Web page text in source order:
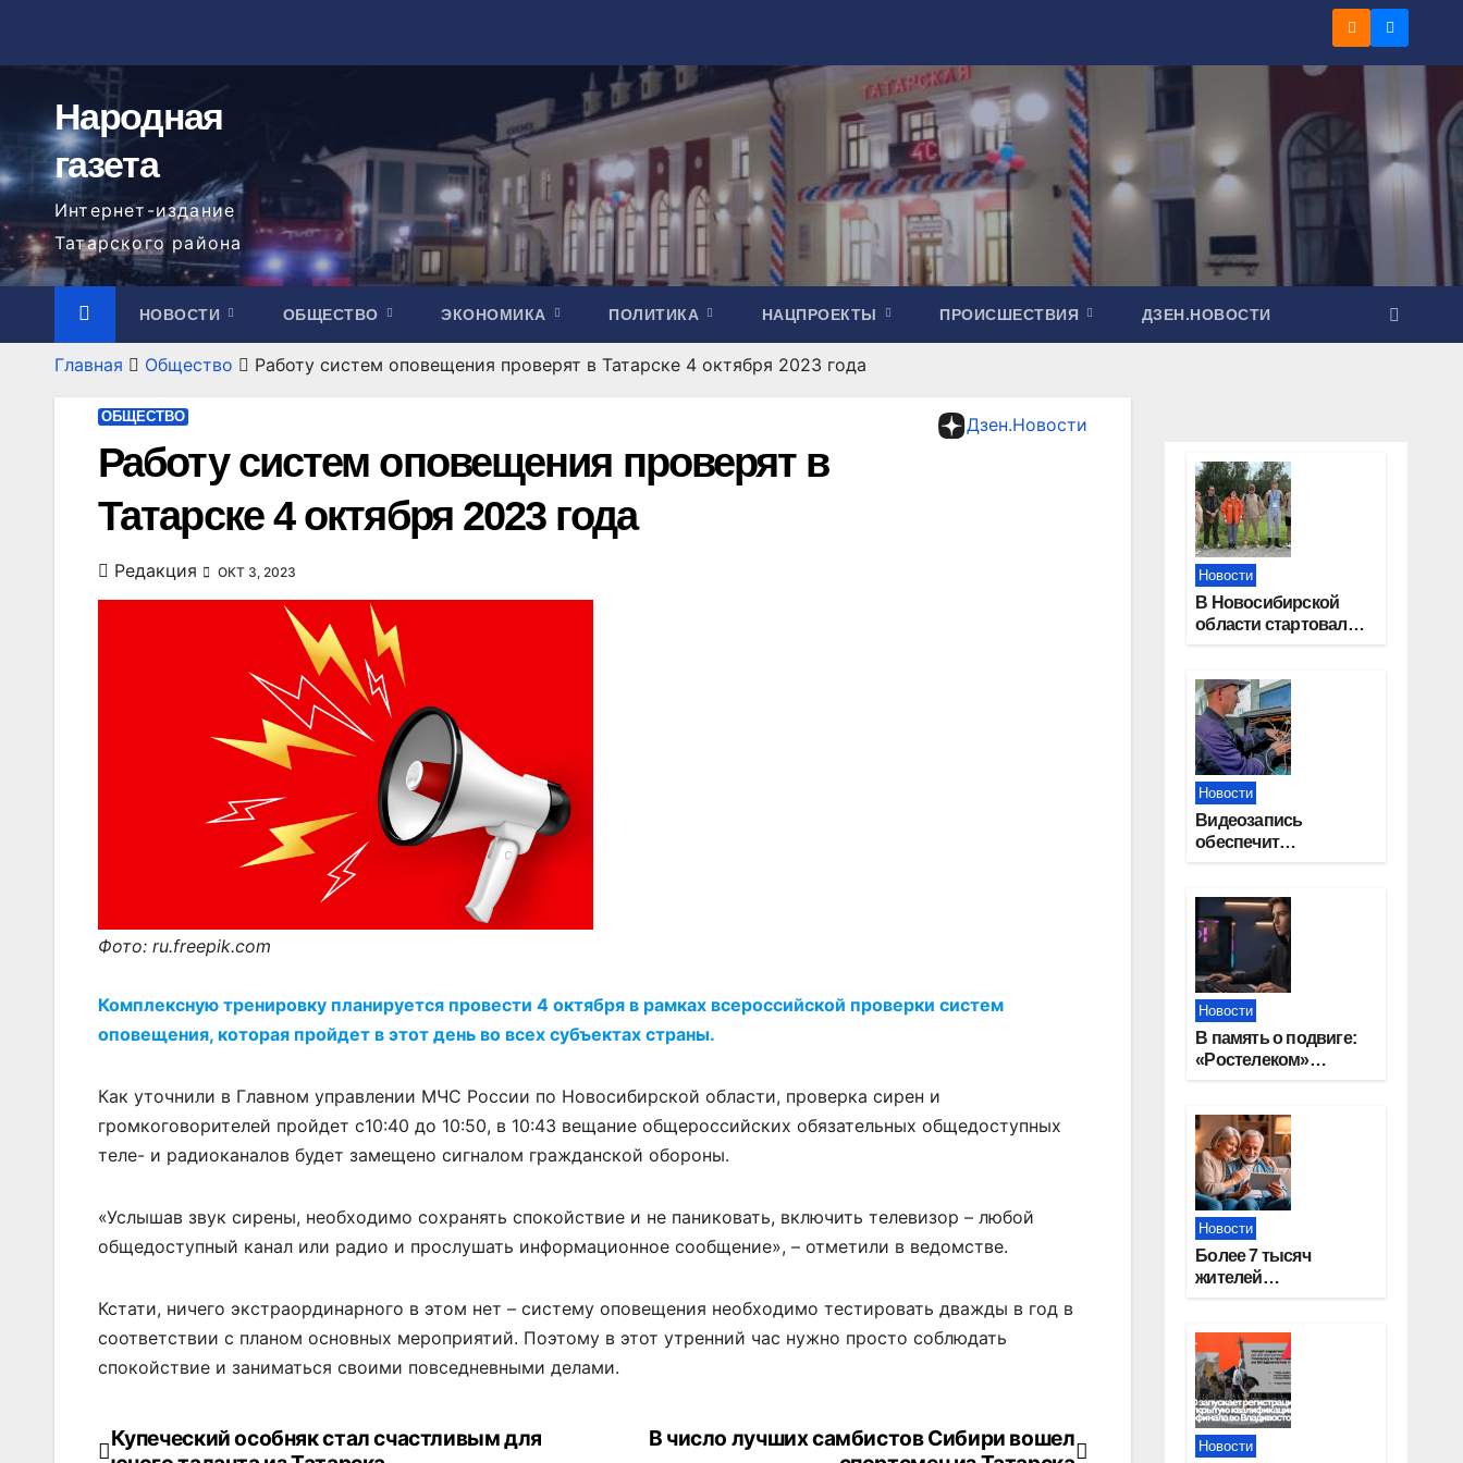
содержимому
Народная
газета
Интернет-издание
Татарского района
НОВОСТИ ОБЩЕСТВО ЭКОНОМИКА ПОЛИТИКА НАЦПРОЕКТЫ ПРОИСШЕСТВИЯ ДЗЕН.НОВОСТИ
Главная Общество Работу систем оповещения проверят в Татарске 4 октября 2023 года
Дзен.Новости
ОБЩЕСТВО
Работу систем оповещения проверят в
Татарске 4 октября 2023 года
Редакция ОКТ 3, 2023
Фото: ru.freepik.com
Комплексную тренировку планируется провести 4 октября в рамках всероссийской проверки систем
оповещения, которая пройдет в этот день во всех субъектах страны.
Как уточнили в Главном управлении МЧС России по Новосибирской области, проверка сирен и
громкоговорителей пройдет с10:40 до 10:50, в 10:43 вещание общероссийских обязательных общедоступных
теле- и радиоканалов будет замещено сигналом гражданской обороны.
«Услышав звук сирены, необходимо сохранять спокойствие и не паниковать, включить телевизор – любой
общедоступный канал или радио и прослушать информационное сообщение», – отметили в ведомстве.
Кстати, ничего экстраординарного в этом нет – систему оповещения необходимо тестировать дважды в год в
соответствии с планом основных мероприятий. Поэтому в этот утренний час нужно просто соблюдать
спокойствие и заниматься своими повседневными делами.
Навигация
В число лучших самбистов Сибири вошел
Купеческий особняк стал счастливым для
Новости
В Новосибирской
области стартовал
Новости
Видеозапись
обеспечит
Новосибирской
области
Новости
В память о подвиге:
«Ростелеком»
за Москву»
Новости
Более 7 тысяч
жителей
увеличение пенсии
после 80 лет
Новости